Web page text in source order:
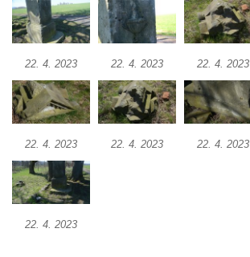
Kříž u Mikulášovického potoka poblíž
Mikovu v Mikulášovicích
Hampelův kříž u bývalých kasáren v
Mikulášovicích
Marchnerův (Zelený) kříž naproti domu čp.
35 v Mikulášovicích
Schneiderův kříž před domem čp. 55 v
22. 4. 2023 22. 4. 2023 22. 4. 2023
22. 4. 2023 22. 4. 2023 22. 4. 2023
22. 4. 2023